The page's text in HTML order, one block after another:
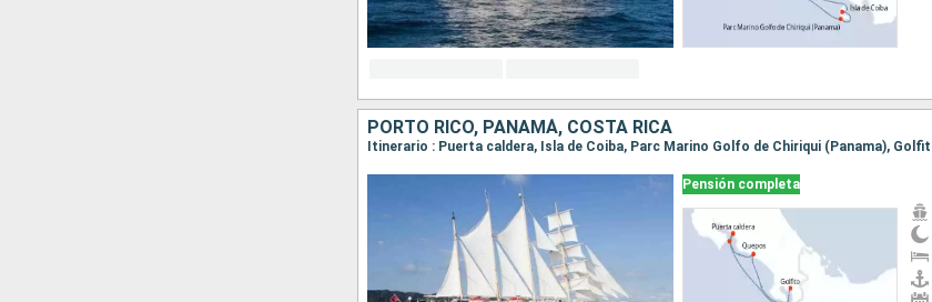
PORTO RICO, PANAMÁ, COSTA RICA
Pensión completa